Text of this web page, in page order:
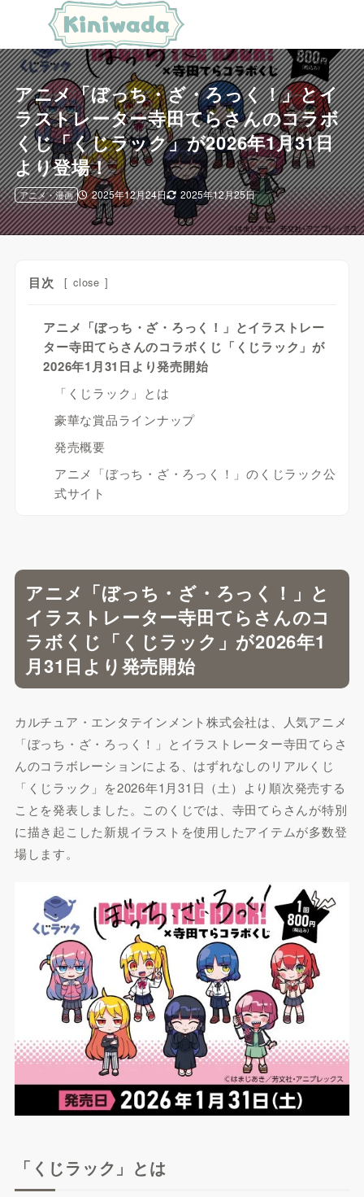
アニメ「ぼっち・ざ・ろっく！」とイ
ラストレーター寺田てらさんのコラボ
くじ「くじラック」が2026年1月31日
より登場！
2025年12月24日 2025年12月25日
アニメ・漫画
目次 [ close ]
アニメ「ぼっち・ざ・ろっく！」とイラストレー
ター寺田てらさんのコラボくじ「くじラック」が
2026年1月31日より発売開始
「くじラック」とは
豪華な賞品ラインナップ
発売概要
アニメ「ぼっち・ざ・ろっく！」のくじラック公
式サイト
アニメ「ぼっち・ざ・ろっく！」と
イラストレーター寺田てらさんのコ
ラボくじ「くじラック」が2026年1
月31日より発売開始
カルチュア・エンタテインメント株式会社は、人気アニメ
「ぼっち・ざ・ろっく！」とイラストレーター寺田てらさ
んのコラボレーションによる、はずれなしのリアルくじ
「くじラック」を2026年1月31日（土）より順次発売する
ことを発表しました。このくじでは、寺田てらさんが特別
に描き起こした新規イラストを使用したアイテムが多数登
場します。
「くじラック」とは